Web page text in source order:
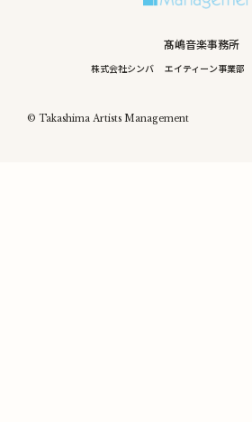
髙嶋音楽事務所
株式会社シンバ エイティーン事業部
© Takashima Artists Management